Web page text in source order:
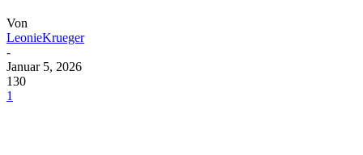
Von
LeonieKrueger
-
Januar 5, 2026
130
1